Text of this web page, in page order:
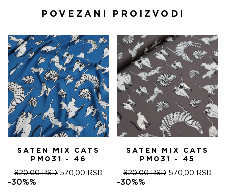
POVEZANI PROIZVODI
SATEN MIX CATS
PM031 - 46
820,00RSD ОРИГИНАЛНА
570,00 RSD ТРЕНУТНА
ЦЕНА
-30%%
SATEN MIX CATS
PM031 - 45
820,00RSD ОРИГИНАЛНА
570,00 RSD
-30%%